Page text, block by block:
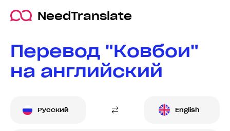
NeedTranslate
Перевод "Ковбои"
на английский
Русский English